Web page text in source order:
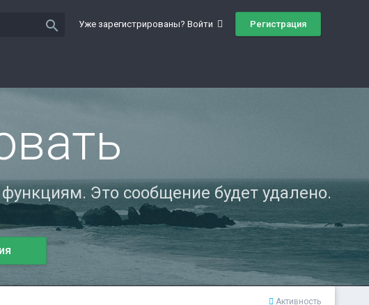
Уже зарегистрированы? Войти Регистрация
search
Это сообщение будет удалено.
Активность